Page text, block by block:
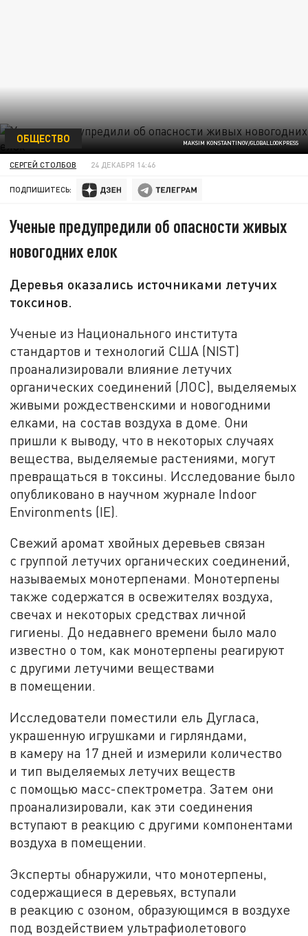
MAKSIM KONSTANTINOV/GLOBALLOOKPRESS
ОБЩЕСТВО
СЕРГЕЙ СТОЛБОВ 24 ДЕКАБРЯ 14:46
ПОДПИШИТЕСЬ:
Ученые предупредили об опасности живых
новогодних елок
Деревья оказались источниками летучих
токсинов.
Ученые из Национального института
стандартов и технологий США (NIST)
проанализировали влияние летучих
органических соединений (ЛОС), выделяемых
живыми рождественскими и новогодними
елками, на состав воздуха в доме. Они
пришли к выводу, что в некоторых случаях
вещества, выделяемые растениями, могут
превращаться в токсины. Исследование было
опубликовано в научном журнале Indoor
Environments (IE).
Свежий аромат хвойных деревьев связан
с группой летучих органических соединений,
называемых монотерпенами. Монотерпены
также содержатся в освежителях воздуха,
свечах и некоторых средствах личной
гигиены. До недавнего времени было мало
известно о том, как монотерпены реагируют
с другими летучими веществами
в помещении.
Исследователи поместили ель Дугласа,
украшенную игрушками и гирляндами,
в камеру на 17 дней и измерили количество
и тип выделяемых летучих веществ
с помощью масс-спектрометра. Затем они
проанализировали, как эти соединения
вступают в реакцию с другими компонентами
воздуха в помещении.
Эксперты обнаружили, что монотерпены,
содержащиеся в деревьях, вступали
в реакцию с озоном, образующимся в воздухе
под воздействием ультрафиолетового